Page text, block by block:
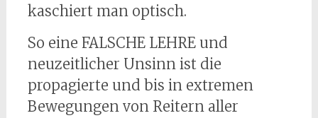
kaschiert man optisch.
So eine FALSCHE LEHRE und
neuzeitlicher Unsinn ist die
propagierte und bis in extremen
Bewegungen von Reitern aller